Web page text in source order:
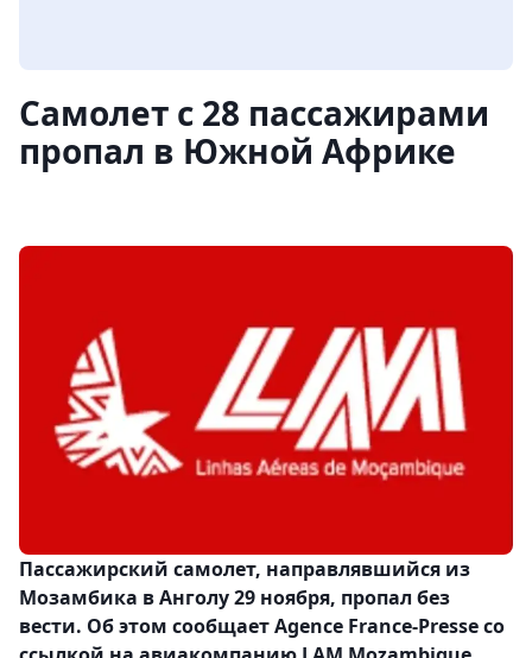
Самолет с 28 пассажирами
пропал в Южной Африке
Пассажирский самолет, направлявшийся из
Мозамбика в Анголу 29 ноября, пропал без
вести. Об этом сообщает Agence France-Presse со